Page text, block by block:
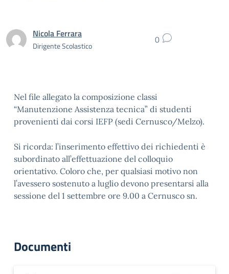
Nicola Ferrara
Dirigente Scolastico 0
Nel file allegato la composizione classi
“Manutenzione Assistenza tecnica” di studenti
provenienti dai corsi IEFP (sedi Cernusco/Melzo).
Si ricorda: l’inserimento effettivo dei richiedenti è
subordinato all’effettuazione del colloquio
orientativo. Coloro che, per qualsiasi motivo non
l’avessero sostenuto a luglio devono presentarsi alla
sessione del 1 settembre ore 9.00 a Cernusco sn.
Documenti